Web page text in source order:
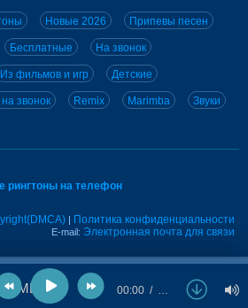
Новые 2026 Припевы песен
Бесплатные На звонок
Из фильмов и игр Детские
звонок Remix Marimba Звуки
рингтоны на телефон
| Политика конфиденциальности
E-mail: Электронная почта для связи
ME 00:00 …